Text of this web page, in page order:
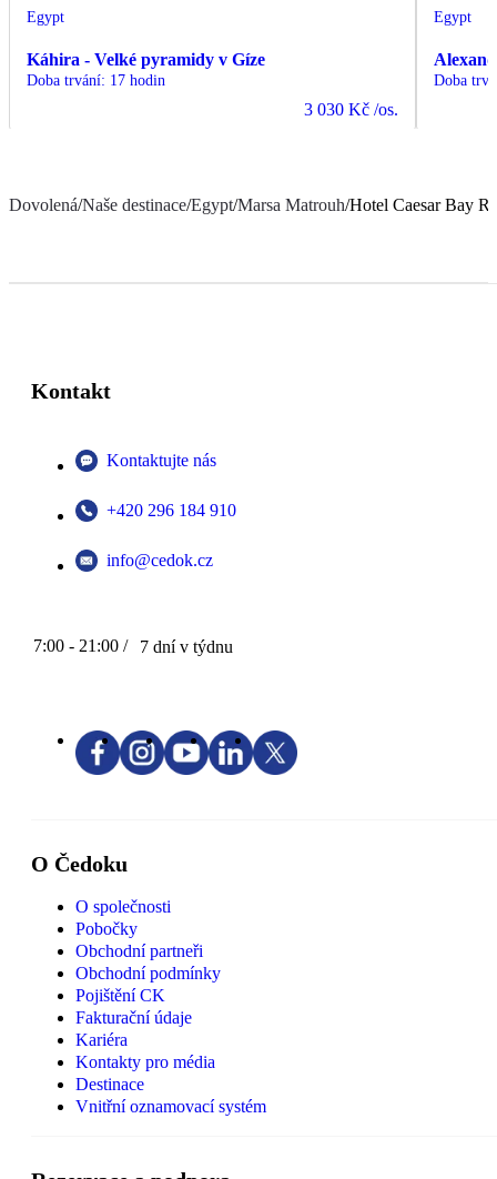
Egypt
Káhira - Velké pyramidy v Gíze
Doba trvání: 17 hodin
3 030 Kč /os.
Egypt
Doba
Dovolená/Naše destinace/Egypt/Marsa Matrouh/Hotel Caesar Bay
Kontakt
Kontaktujte nás
+420 296 184 910
info@cedok.cz
7:00 - 21:00 / 7 dní v týdnu
O Čedoku
O společnosti
Pobočky
Obchodní partneři
Obchodní podmínky
Pojištění CK
Fakturační údaje
Kariéra
Kontakty pro média
Destinace
Vnitřní oznamovací systém